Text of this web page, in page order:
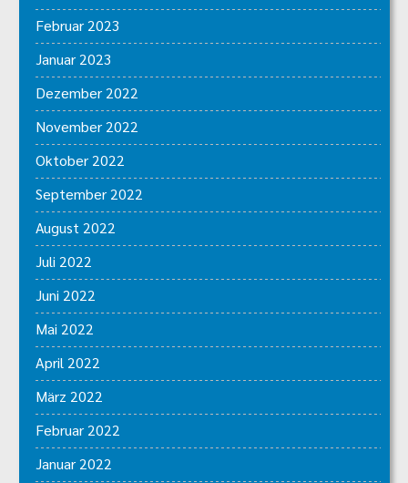
Februar 2023
Januar 2023
Dezember 2022
November 2022
Oktober 2022
September 2022
August 2022
Juli 2022
Juni 2022
Mai 2022
April 2022
März 2022
Februar 2022
Januar 2022